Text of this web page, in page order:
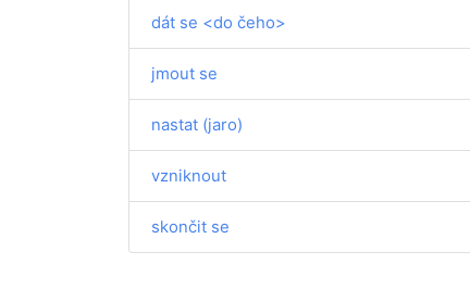
dát se <do čeho>
jmout se
nastat (jaro)
vzniknout
skončit se